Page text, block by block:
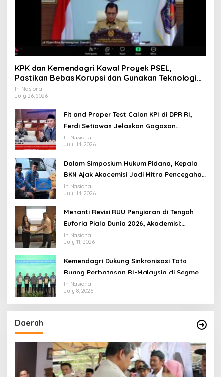
KPK dan Kemendagri Kawal Proyek PSEL,
Pastikan Bebas Korupsi dan Gunakan Teknologi
Ramah Lingkungan
In Nasional
July 26, 2026
Fit and Proper Test Calon KPI di DPR RI,
Ferdi Setiawan Jelaskan Gagasan
Transformasi Menuju Ekosistem Penyiaran
yang Adaptif
In Nasional
July 14, 2026
Dalam Simposium Hukum Pidana, Kepala
BKN Ajak Akademisi Jadi Mitra Pencegahan
Tindak Pidana di Birokrasi
In Nasional
July 14, 2026
Menanti Revisi RUU Penyiaran di Tengah
Euforia Piala Dunia 2026, Akademisi:
Jangan Terus Jadi “Messi dan Ronaldo”
Legislasi
In Nasional
July 11, 2026
Kemendagri Dukung Sinkronisasi Tata
Ruang Perbatasan RI-Malaysia di Segmen
Sinapad-Sesai
In Nasional
July 8, 2026
Daerah